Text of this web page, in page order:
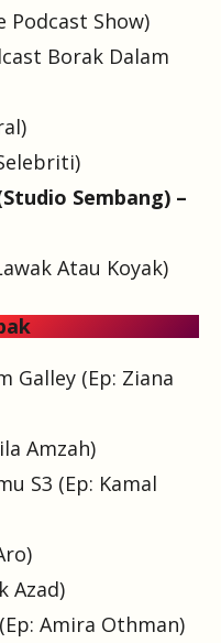
Podcast Show)
Borak Dalam
Sembang) –
Atau Koyak)
Galley (Ep: Ziana
Amzah)
S3 (Ep: Kamal
Azad)
Amira Othman)